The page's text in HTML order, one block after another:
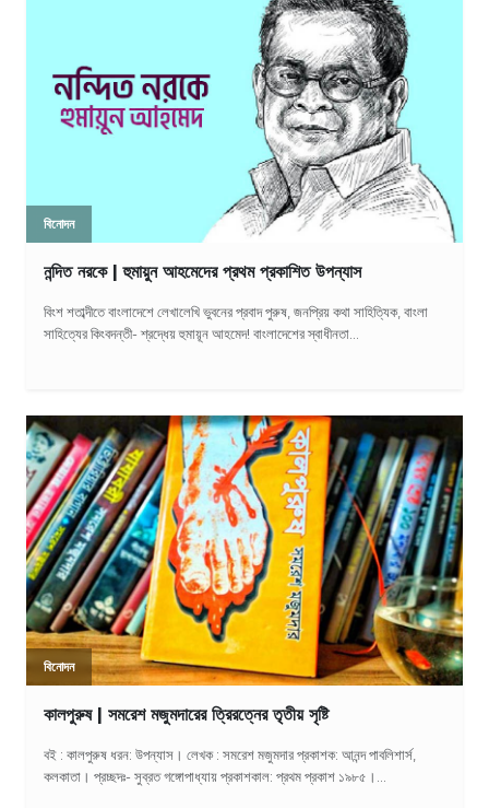
বিনোদন
নন্দিত নরকে | হুমায়ুন আহমেদের প্রথম প্রকাশিত উপন্যাস
বিংশ শতাব্দীতে বাংলাদেশে লেখালেখি ভুবনের প্রবাদ পুরুষ, জনপ্রিয় কথা সাহিত্যিক, বাংলা
সাহিত্যের কিংবদন্তী- শ্রদ্ধেয় হুমায়ূন আহমেদ! বাংলাদেশের স্বাধীনতা...
বিনোদন
কালপুরুষ | সমরেশ মজুমদারের ত্রিরত্নের তৃতীয় সৃষ্টি
বই : কালপুরুষ ধরন: উপন্যাস। লেখক : সমরেশ মজুমদার প্রকাশক: আনন্দ পাবলিশার্স,
কলকাতা। প্রচ্ছদঃ- সুব্রত গঙ্গোপাধ্যায় প্রকাশকাল: প্রথম প্রকাশ ১৯৮৫।...